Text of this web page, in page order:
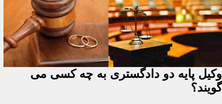
وکیل پایه دو دادگستری به چه کسی می
گویند؟